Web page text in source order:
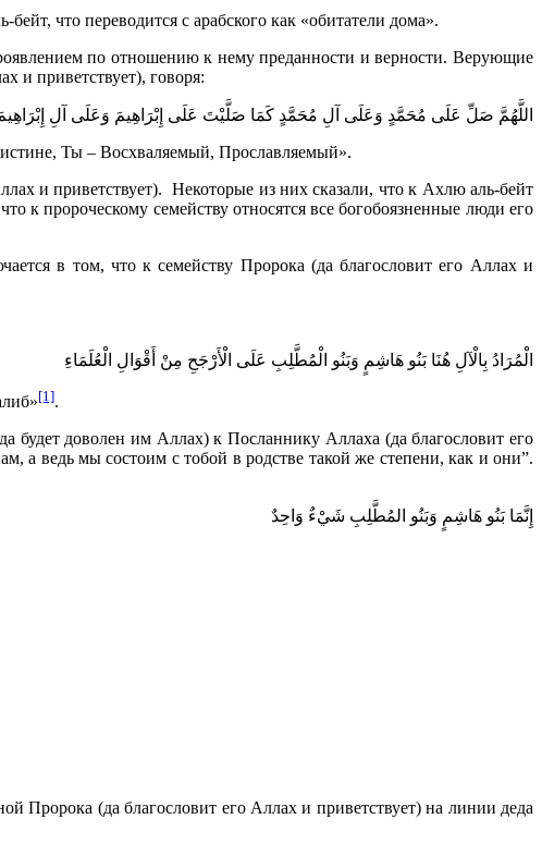
что переводится с арабского как «обитатели дома».
по отношению к нему преданности и верности. Верующие
и приветствует), говоря:
اللَّهُمَّ صَلِّ عَلَى مُحَمَّدٍ وَعَلَى آلِ مُحَمَّدٍ كَمَا صَلَّيْتَ عَلَى إِبْرَاهِيمَ وَعَلَى آلِ
Ты – Восхваляемый, Прославляемый».
и приветствует). Некоторые из них сказали, что к Ахлю аль-бейт
к пророческому семейству относятся все богобоязненные люди его
в том, что к семейству Пророка (да благословит его Аллах и
الْمُرَادُ بِالْآلِ هُنَا بَنُو هَاشِمٍ وَبَنُو الْمُطَّلِبِ عَلَى الْأَرْجَحِ مِنْ أَقْوَالِ الْعُلَمَاءِ
[1].
доволен им Аллах) к Посланнику Аллаха (да благословит его
а ведь мы состоим с тобой в родстве такой же степени, как и они”.
إِنَّمَا بَنُو هَاشِمٍ وَبَنُو المُطَّلِبِ شَيْءٌ وَاحِدٌ
Пророка (да благословит его Аллах и приветствует) на линии деда